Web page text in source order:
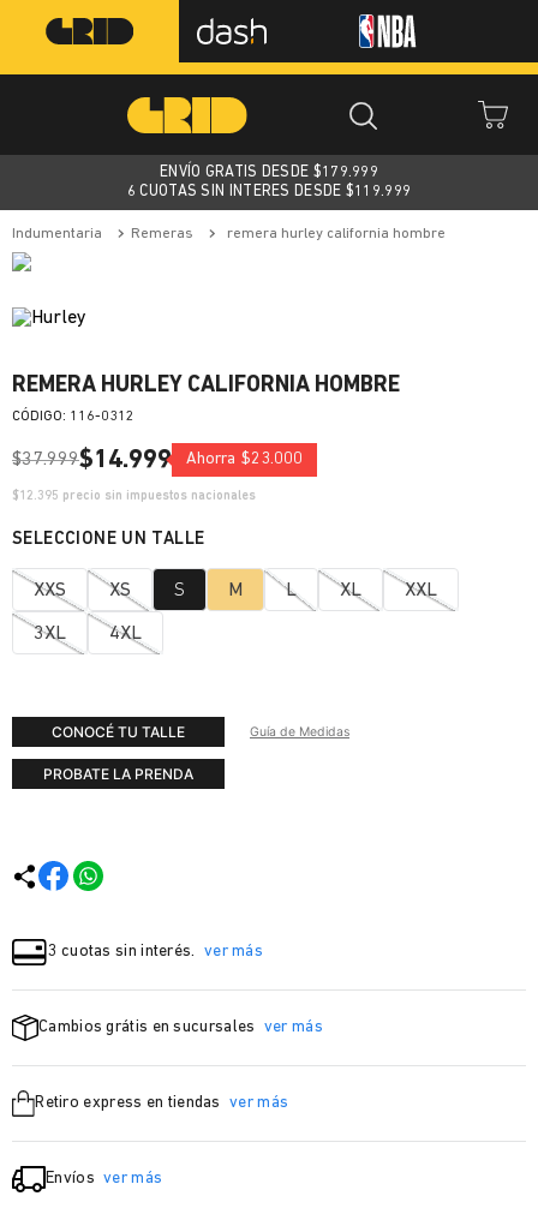
ENVÍO GRATIS DESDE $179.999
6 CUOTAS SIN INTERES DESDE $119.999
indumentaria remeras remera hurley california hombre
REMERA HURLEY CALIFORNIA HOMBRE
: 116-0312
$37.999$14.999 Ahorra $23.000
$12.395 precio sin impuestos nacionales
XXS XS S M L XL XXL
3XL 4XL
CONOCÉ TU TALLE Guía de Medidas
PROBATE LA PRENDA
3 cuotas sin interés. ver más
Cambios grátis en sucursales ver más
Retiro express en tiendas ver más
Envíos ver más